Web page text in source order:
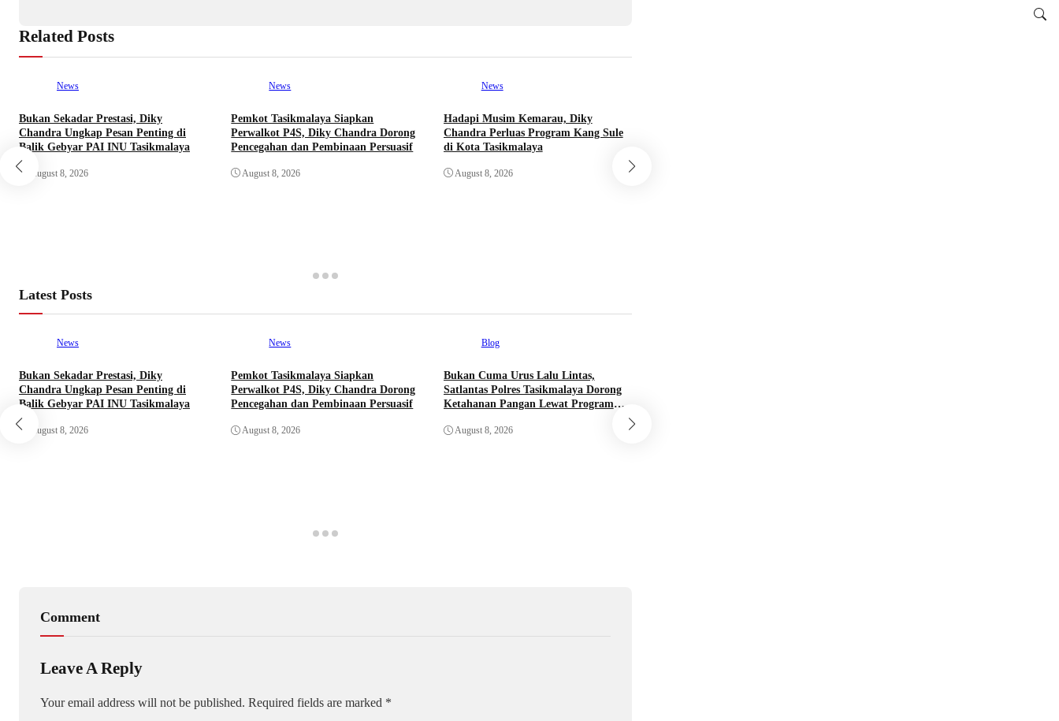
Related Posts
News
Bukan Sekadar Prestasi, Diky
Chandra Ungkap Pesan Penting di
Balik Gebyar PAI INU Tasikmalaya
August 8, 2026
News
Pemkot Tasikmalaya Siapkan
Perwalkot P4S, Diky Chandra Dorong
Pencegahan dan Pembinaan Persuasif
August 8, 2026
News
Hadapi Musim Kemarau, Diky
Chandra Perluas Program Kang Sule
di Kota Tasikmalaya
August 8, 2026
Latest Posts
News
Bukan Sekadar Prestasi, Diky
Chandra Ungkap Pesan Penting di
Balik Gebyar PAI INU Tasikmalaya
August 8, 2026
News
Pemkot Tasikmalaya Siapkan
Perwalkot P4S, Diky Chandra Dorong
Pencegahan dan Pembinaan Persuasif
August 8, 2026
Blog
Bukan Cuma Urus Lalu Lintas,
Satlantas Polres Tasikmalaya Dorong
Ketahanan Pangan Lewat Program
August 8, 2026
Comment
Leave A Reply
Your email address will not be published. Required fields are marked *